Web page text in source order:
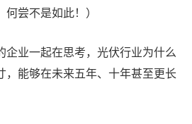
尝不是如此！）
企业一起在思考，光伏行业为什么
，能够在未来五年、十年甚至更长